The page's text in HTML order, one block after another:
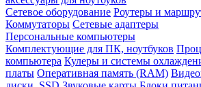
Сетевое оборудование Роутеры и
Коммутаторы Сетевые адаптеры
Персональные компьютеры
Комплектующие для ПК, ноутбуков
компьютера Кулеры и системы
платы Оперативная память (RAM)